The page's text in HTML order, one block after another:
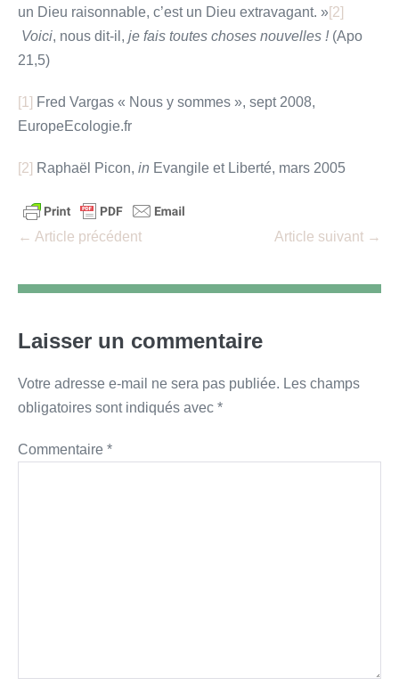
un Dieu raisonnable, c’est un Dieu extravagant. »[2]
Voici, nous dit-il, je fais toutes choses nouvelles !(Apo
21,5)
[1] Fred Vargas « Nous y sommes », sept 2008,
EuropeEcologie.fr
[2] Raphaël Picon, in Evangile et Liberté, mars 2005
Navigation
← Article précédent Article suivant →
Laisser un commentaire
Votre adresse e-mail ne sera pas publiée. Les champs
obligatoires sont indiqués avec *
Commentaire *